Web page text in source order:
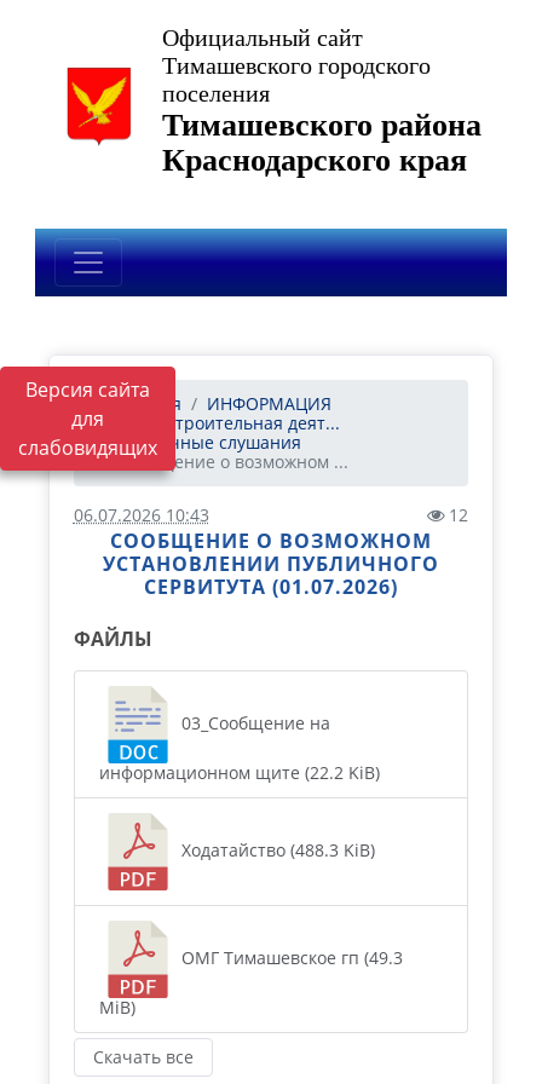
Версия сайта
для
слабовидящих
Официальный сайт
Тимашевского городского
поселения
Тимашевского района
Краснодарского края
Главная
ИНФОРМАЦИЯ
Градостроительная деят...
Публичные слушания
Сообщение о возможном ...
06.07.2026 10:43 12
СООБЩЕНИЕ О ВОЗМОЖНОМ
УСТАНОВЛЕНИИ ПУБЛИЧНОГО
СЕРВИТУТА (01.07.2026)
ФАЙЛЫ
03_Сообщение на
информационном щите (22.2 KiB)
Ходатайство (488.3 KiB)
ОМГ Тимашевское гп (49.3
MiB)
Скачать все